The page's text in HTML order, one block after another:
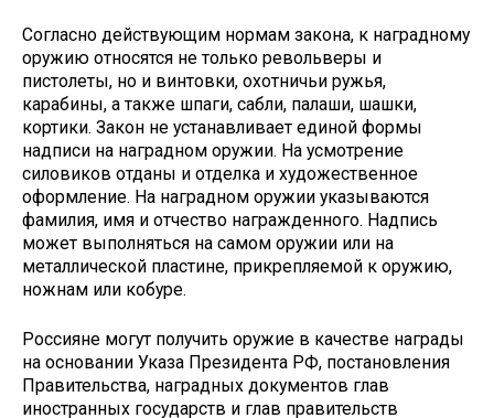
Согласно действующим нормам закона, к наградному
оружию относятся не только револьверы и
пистолеты, но и винтовки, охотничьи ружья,
карабины, а также шпаги, сабли, палаши, шашки,
кортики. Закон не устанавливает единой формы
надписи на наградном оружии. На усмотрение
силовиков отданы и отделка и художественное
оформление. На наградном оружии указываются
фамилия, имя и отчество награжденного. Надпись
может выполняться на самом оружии или на
металлической пластине, прикрепляемой к оружию,
ножнам или кобуре.
Россияне могут получить оружие в качестве награды
на основании Указа Президента РФ, постановления
Правительства, наградных документов глав
иностранных государств и глав правительств